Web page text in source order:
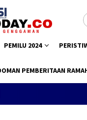
PEMILU 2024
PEMBERITAAN